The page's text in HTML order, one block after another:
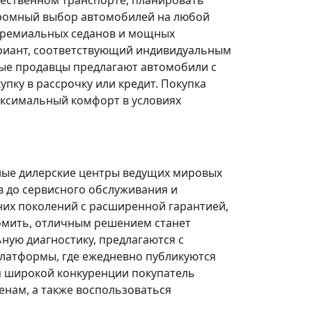
выбор автомобилей на любой
седанов и мощных
соответствующий индивидуальным
продавцы предлагают автомобили с
в рассрочку или кредит. Покупка
комфорт в условиях
дилерские центры ведущих мировых
сервисного обслуживания и
поколений с расширенной гарантией,
отличным решением станет
диагностику, предлагаются с
где ежедневно публикуются
конкуренции покупатель
а также воспользоваться